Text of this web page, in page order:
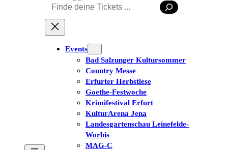
Suchen
Events
Bad Salzunger Kultursommer
Country Messe
Erfurter Herbstlese
Goethe-Festwoche
Krimifestival Erfurt
KulturArena Jena
Landesgartenschau Leinefelde-
Worbis
MAG-C
Tickets kaufen